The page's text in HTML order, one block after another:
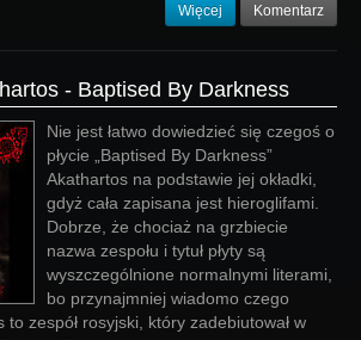
Więcej Komentarz
- Baptised By Darkness
Nie jest łatwo dowiedzieć się czegoś o
płycie „Baptised By Darkness”
Akathartos na podstawie jej okładki,
gdyż cała zapisana jest hieroglifami.
Dobrze, że chociaż na grzbiecie
nazwa zespołu i tytuł płyty są
wyszczególnione normalnymi literami,
bo przynajmniej wiadomo czego
to zespół rosyjski, który zadebiutował w